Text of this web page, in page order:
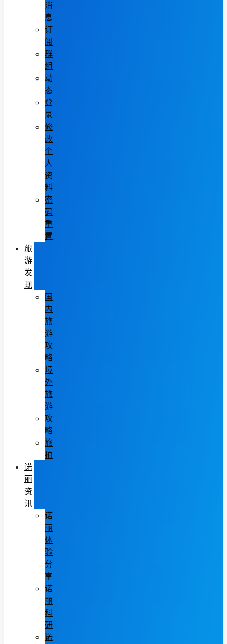
消
息
订
阅
群
组
动
态
登
录
修
改
个
人
资
料
密
码
重
置
旅
游
发
现
国
内
旅
游
攻
略
境
外
旅
游
攻
略
旅
拍
诺
丽
资
讯
诺
丽
体
验
分
享
诺
丽
科
研
诺